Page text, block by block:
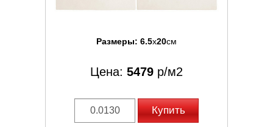
Размеры: 6.5x20см
Цена: 5479 р/м2
Купить